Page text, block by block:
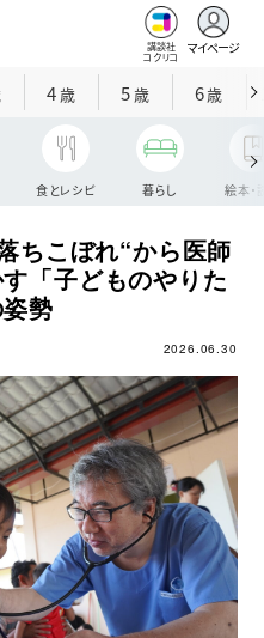
講談社
コクリコ
マイページ
4歳 5歳 6歳
食とレシピ 暮らし 絵本・
ちこぼれ“から医師
「子どものやりた
勢
2026.06.30